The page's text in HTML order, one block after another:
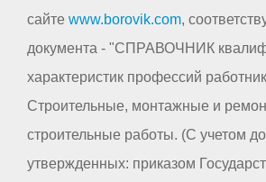
сайте www.borovik.com,
документа - "СПРАВОЧНИК
характеристик профессий
Строительные, монтажные и
строительные работы. (С учетом
утвержденных: приказом